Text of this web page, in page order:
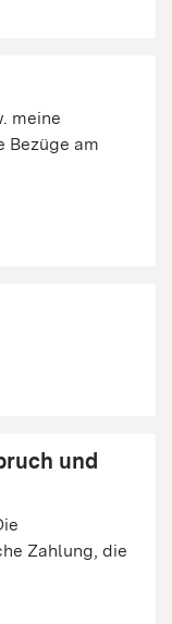
meine
Bezüge am
und
Zahlung, die